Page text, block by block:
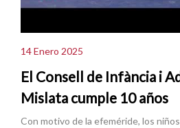
14 Enero 2025
El Consell de Infància i
Mislata cumple 10 años
Con motivo de la efeméride, los